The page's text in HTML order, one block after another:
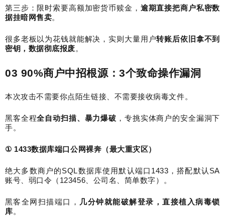
第三步：限时索要高额加密货币赎金， 逾期直接把商户私密数
据挂暗网售卖。
很多老板以为花钱就能解决，实则大量用户转账后依旧拿不到
密钥，数据彻底报废。
03 90%商户中招根源：3个致命操作漏洞
本次攻击不需要你点陌生链接、不需要接收病毒文件。
黑客全程全自动扫描、暴力爆破 ，专挑实体商户的安全漏洞下
手。
① 1433数据库端口公网裸奔（最大重灾区）
绝大多数商户的SQL数据库使用默认端口 1433 ，搭配默认 SA
账号、弱口令（ 123456、公司名、简单数字）。
黑客全网扫描端口， 几分钟就能破解登录，直接植入病毒锁
库。